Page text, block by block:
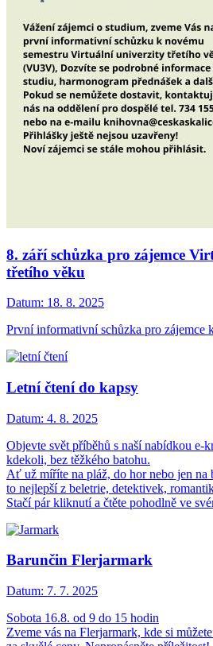
8. září schůzka pro zájemce
třetího věku
Datum: 18. 8. 2025
První informativní schůzka pro zájemce
Letní čtení do kapsy
Datum: 4. 8. 2025
Objevte svět příběhů s naší nabídkou e-
kdekoli, bez těžkého batohu.
Ať už míříte na pláž, do hor nebo jen na
to nejlepší z beletrie, detektivek,
Stačí pár kliknutí a čtěte pohodlně ve
Barunčin Flerjarmark
Datum: 7. 7. 2025
Sobota 16.8. od 9 do 15 hodin
Zveme vás na Flerjarmark, kde si